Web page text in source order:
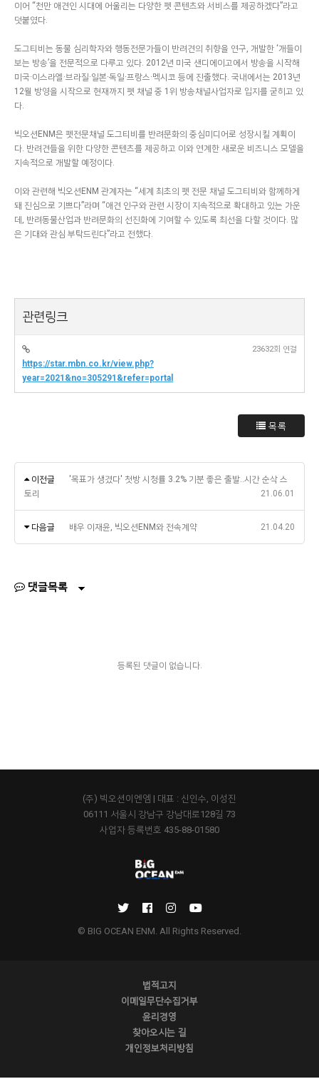
이어 “천만 애견인 시대에 어울리는 다양한 펫 콘텐츠와 서비스를 제공하겠다”라고
덧붙였다.
도그티비는 동물 심리학자와 행동전문가들이 반려견의 취향을 연구, 개발한 ‘개들이
보는 방송’을 전문적으로 다루고 있다. 2012년 미국 샌디에이고에서 방송을 시작해
미국·이스라엘·브라질·일본·독일·프랑스·멕시코 등에 진출했다. 국내에서는 2013년
12월 방영을 시작으로 현재까지 펫 채널 중 1위 방송채널사업자로 입지를 굳히고 있
다.
빅오션ENM은 펫전문채널 도그티비를 반려문화의 중심미디어로 성장시킬 계획이
다. 반려견들을 위한 다양한 콘텐츠를 제공하고 이와 연계한 새로운 비즈니스 모델을
지속적으로 개발할 예정이다.
이와 관련해 빅오션ENM 관계자는 “세계 최초의 펫 전문 채널 도그티비와 함께하게
돼 진심으로 기쁘다”라며 “애견 인구와 관련 시장이 지속적으로 확대하고 있는 가운
데, 반려동물산업과 반려문화의 선진화에 기여할 수 있도록 최선을 다할 것이다. 많
은 기대와 관심 부탁드린다”라고 전했다.
관련링크
https://star.mbn.co.kr/view.php?
year=2021&no=305291&refer=portal
23632회 연결
목록
이전글
'목표가 생겼다' 첫방 시청률 3.2% 기분 좋은 출발..시간 순삭 스
토리
21.06.01
다음글 배우 이재윤, 빅오션ENM와 전속계약 21.04.20
댓글목록
등록된 댓글이 없습니다.
(주) 빅오션이엔엠 | 대표 : 신인수, 이성진
06111 서울시 강남구 강남대로128길 73
사업자 등록번호 435-88-01580
© BIG OCEAN ENM. All Rights Reserved.
법적고지
이메일무단수집거부
윤리경영
찾아오시는 길
개인정보처리방침